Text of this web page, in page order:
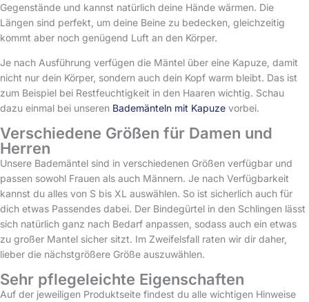
Gegenstände und kannst natürlich deine Hände wärmen. Die
Längen sind perfekt, um deine Beine zu bedecken, gleichzeitig
kommt aber noch genügend Luft an den Körper.
Je nach Ausführung verfügen die Mäntel über eine Kapuze, damit
nicht nur dein Körper, sondern auch dein Kopf warm bleibt. Das ist
zum Beispiel bei Restfeuchtigkeit in den Haaren wichtig. Schau
dazu einmal bei unseren Bademänteln mit Kapuze vorbei.
Verschiedene Größen für Damen und
Herren
Unsere Bademäntel sind in verschiedenen Größen verfügbar und
passen sowohl Frauen als auch Männern. Je nach Verfügbarkeit
kannst du alles von S bis XL auswählen. So ist sicherlich auch für
dich etwas Passendes dabei. Der Bindegürtel in den Schlingen lässt
sich natürlich ganz nach Bedarf anpassen, sodass auch ein etwas
zu großer Mantel sicher sitzt. Im Zweifelsfall raten wir dir daher,
lieber die nächstgrößere Größe auszuwählen.
Sehr pflegeleichte Eigenschaften
Auf der jeweiligen Produktseite findest du alle wichtigen Hinweise